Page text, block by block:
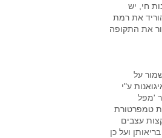
חי, יש
את רמת
את התקופה
על
ע"י
25 מעלות. חשוב ליצור 'מפל
טמפרטורת
עצבים
ועל כן